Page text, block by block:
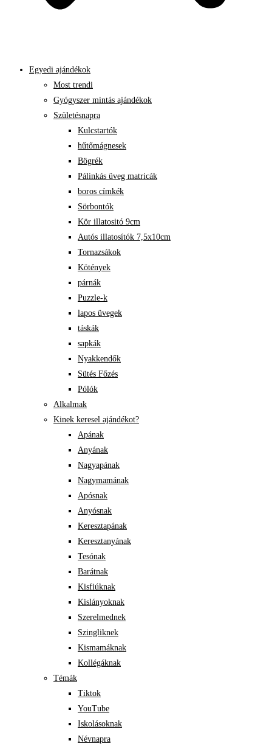
Egyedi ajándékok
Most trendi
Gyógyszer mintás ajándékok
Születésnapra
Kulcstartók
hűtőmágnesek
Bögrék
Pálinkás üveg matricák
boros címkék
Sörbontók
Kör illatositó 9cm
Autós illatosítók 7,5x10cm
Tornazsákok
Kötények
párnák
Puzzle-k
lapos üvegek
táskák
sapkák
Nyakkendők
Sütés Főzés
Pólók
Alkalmak
Kinek keresel ajándékot?
Apának
Anyának
Nagyapának
Nagymamának
Apósnak
Anyósnak
Keresztapának
Keresztanyának
Tesónak
Barátnak
Kisfiúknak
Kislányoknak
Szerelmednek
Szingliknek
Kismamáknak
Kollégáknak
Témák
Tiktok
YouTube
Iskolásoknak
Névnapra